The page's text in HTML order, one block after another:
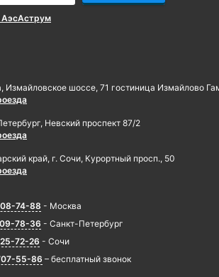
Измайловское шоссе, 71 гостиница Измайлово
Невский проспект 87/2
край, г. Сочи, Курортный просп., 50
74-88 - Москва
78-36 - Санкт-Петербург
72-26 - Сочи
55-86 – бесплатный звонок